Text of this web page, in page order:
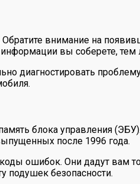
внимание на
вы соберете, тем
диагностировать
блока управления
после 1996 года.
ошибок. Они дадут вам
подушек безопасности.